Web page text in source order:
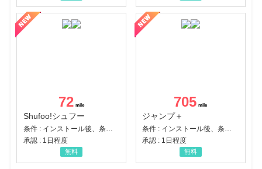
72
Shufoo!シュフー
承認 : 1日程度
無料
705
ジャンプ＋
承認 : 1日程度
無料